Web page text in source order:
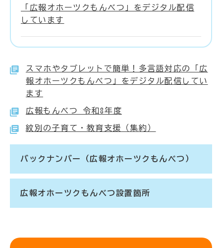
「広報オホーツクもんべつ」をデジタル配信
しています
スマホやタブレットで簡単！多言語対応の「広
報オホーツクもんべつ」をデジタル配信してい
ます
広報もんべつ 令和8年度
紋別の子育て・教育支援（集約）
バックナンバー（広報オホーツクもんべつ）
広報オホーツクもんべつ設置箇所